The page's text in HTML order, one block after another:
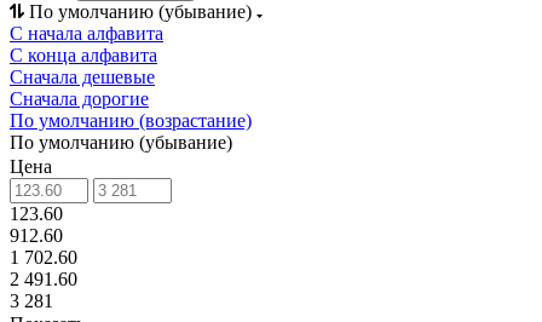
По умолчанию (убывание)
С начала алфавита
С конца алфавита
Сначала дешевые
Сначала дорогие
По умолчанию (возрастание)
По умолчанию (убывание)
Цена
123.60
912.60
1 702.60
2 491.60
3 281